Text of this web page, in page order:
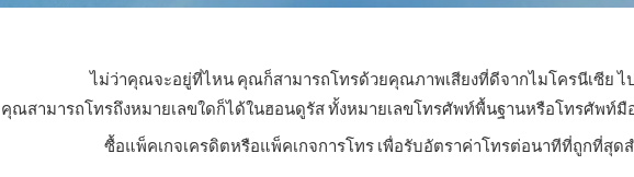
ไม่ว่าคุณจะอยู่ที่ไหน คุณก็สามารถโทรด้วยคุณภาพเสียงที่ดีจากไมโครนีเซีย ไ
คุณสามารถโทรถึงหมายเลขใดก็ได้ในฮอนดูรัส ทั้งหมายเลขโทรศัพท์พื้นฐานหรือโทรศัพท์มื
ซื้อแพ็คเกจเครดิตหรือแพ็คเกจการโทร เพื่อรับอัตราค่าโทรต่อนาทีที่ถูกที่สุด